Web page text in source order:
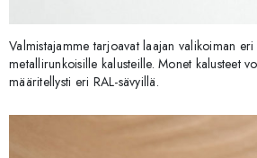
Valmistajamme tarjoavat laajan valikoiman
metallirunkoisille kalusteille. Monet kalusteet
määritellysti eri RAL-sävyillä.